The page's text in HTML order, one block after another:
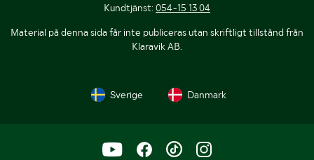
Kundtjänst: 054-15 13 04
Material på denna sida får inte publiceras utan skriftligt tillstånd från
Klaravik AB.
Sverige Danmark